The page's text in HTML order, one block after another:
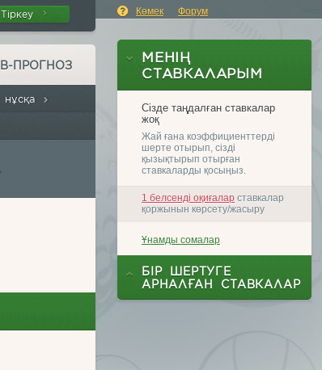
Көмек Форум
Тіркеу
нұсқа
ПРОГНОЗ